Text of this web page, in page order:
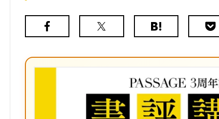
Facebook
X（旧
は
ク
マ
ー
ク